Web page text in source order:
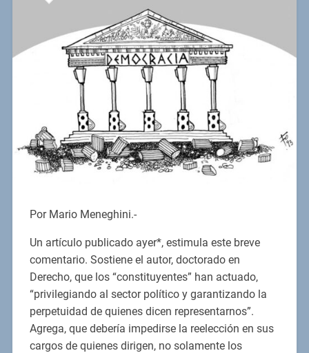
Por Mario Meneghini.-
Un artículo publicado ayer*, estimula este breve
comentario. Sostiene el autor, doctorado en
Derecho, que los “constituyentes” han actuado,
“privilegiando al sector político y garantizando la
perpetuidad de quienes dicen representarnos”.
Agrega, que debería impedirse la reelección en sus
cargos de quienes dirigen, no solamente los